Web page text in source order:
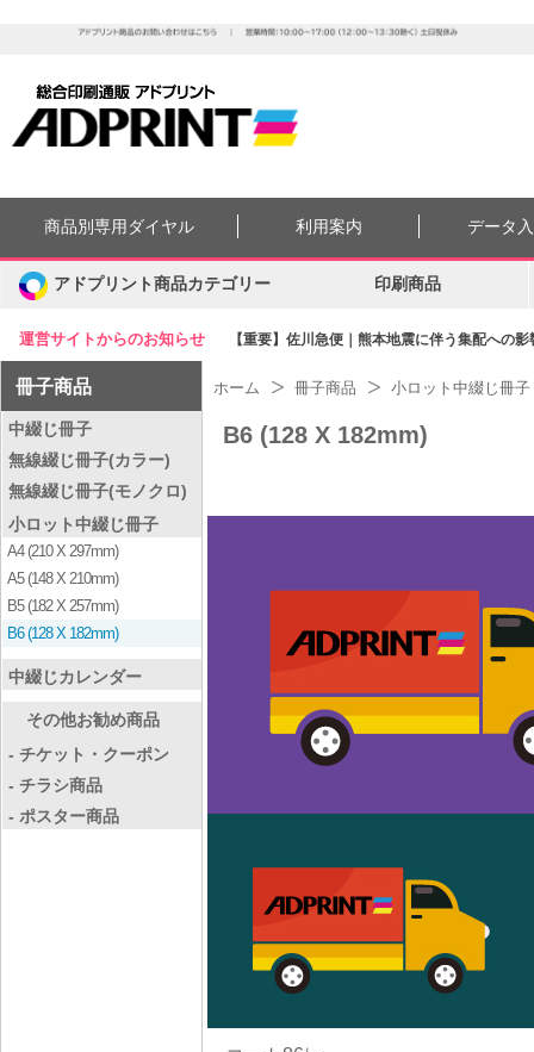
運営サイトからのお知らせ 【重要】佐川急便｜熊本地震に伴う集配への
商品別専用ダイヤル 利用案内 データ
アドプリント商品カテゴリー 印刷商品
冊子商品
中綴じ冊子
無線綴じ冊子(カラー)
無線綴じ冊子(モノクロ)
小ロット中綴じ冊子
A4 (210 X 297mm)
A5 (148 X 210mm)
B5 (182 X 257mm)
B6 (128 X 182mm)
中綴じカレンダー
その他お勧め商品
- チケット・クーポン
- チラシ商品
- ポスター商品
ホーム 冊子商品 小ロット中綴じ冊子
B6 (128 X 182mm)